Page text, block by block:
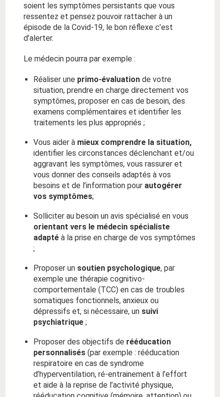
soient les symptômes persistants que vous
ressentez et pensez pouvoir rattacher à un
épisode de la Covid-19, le bon réflexe c’est
d’alerter.
Le médecin pourra par exemple :
Réaliser une primo-évaluation de votre
situation, prendre en charge directement vos
symptômes, proposer en cas de besoin, des
examens complémentaires et identifier les
traitements les plus appropriés ;
Vous aider à mieux comprendre la situation,
identifier les circonstances déclenchant et/ou
aggravant les symptômes, vous rassurer et
vous donner des conseils adaptés à vos
besoins et de l’information pour autogérer
vos symptômes;
Solliciter au besoin un avis spécialisé en vous
orientant vers le médecin spécialiste
adapté à la prise en charge de vos symptômes
;
Proposer un soutien psychologique, par
exemple une thérapie cognitivo-
comportementale (TCC) en cas de troubles
somatiques fonctionnels, anxieux ou
dépressifs et, si nécessaire, un suivi
psychiatrique ;
Proposer des objectifs de rééducation
personnalisés (par exemple : rééducation
respiratoire en cas de syndrome
d’hyperventilation, ré-entrainement à l’effort
et aide à la reprise de l’activité physique,